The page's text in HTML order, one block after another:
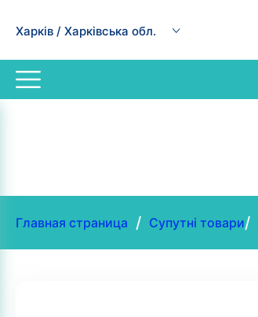
Харків / Харківська обл.
Главная страница / Супутні товари/